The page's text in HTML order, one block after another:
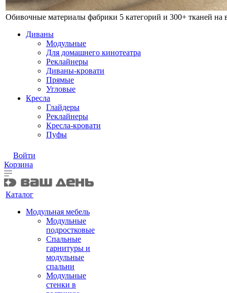
Обивочные материалы фабрики 5 категорий и 300+ тканей на
Диваны
Модульные
Для домашнего кинотеатра
Реклайнеры
Диваны-кровати
Прямые
Угловые
Кресла
Глайдеры
Реклайнеры
Кресла-кровати
Пуфы
Войти
Корзина
Каталог
Модульная мебель
Модульные
подростковые
Спальные
гарнитуры и
модульные
спальни
Модульные
стенки в